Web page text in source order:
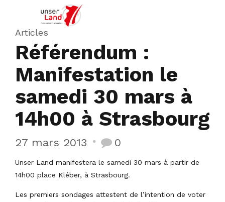
Articles
Référendum :
Manifestation le
samedi 30 mars à
14h00 à Strasbourg
27 mars 2013 0
Unser Land manifestera le samedi 30 mars à partir de
14h00 place Kléber, à Strasbourg.
Les premiers sondages attestent de l’intention de voter